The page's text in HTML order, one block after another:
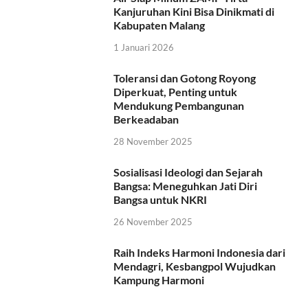
Kanjuruhan Kini Bisa Dinikmati di
Kabupaten Malang
1 Januari 2026
Toleransi dan Gotong Royong
Diperkuat, Penting untuk
Mendukung Pembangunan
Berkeadaban
28 November 2025
Sosialisasi Ideologi dan Sejarah
Bangsa: Meneguhkan Jati Diri
Bangsa untuk NKRI
26 November 2025
Raih Indeks Harmoni Indonesia dari
Mendagri, Kesbangpol Wujudkan
Kampung Harmoni